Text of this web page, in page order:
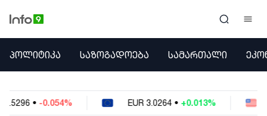
ᲞᲝᲚᲘᲢᲘᲙᲐ
ᲔᲙᲝᲜᲝᲛᲘᲙᲐ
ᲣᲪᲮᲝᲔᲗᲘ
ᲞᲝᲚᲘᲢᲘᲙᲐ ᲡᲐᲖᲝᲒᲐᲓᲝᲔᲑᲐ ᲡᲐᲛᲐᲠᲗᲐᲚᲘ
EUR 3.0264 +0.013% USD 2.6223 -